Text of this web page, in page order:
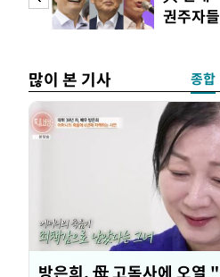
권주자
많이 본 기사 종합
방은희, 母 고독사에 오열